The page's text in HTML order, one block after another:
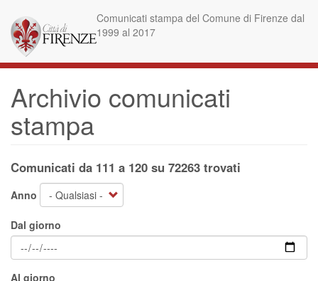
contenuto
principale
Comunicati stampa del Comune di Firenze dal
1999 al 2017
Archivio comunicati
stampa
Comunicati da 111 a 120 su 72263 trovati
Anno
Dal giorno
Al giorno